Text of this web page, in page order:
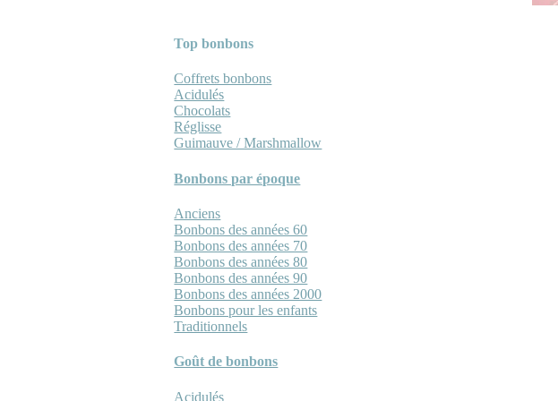
Top bonbons
Coffrets bonbons
Acidulés
Chocolats
Réglisse
Guimauve / Marshmallow
Bonbons par époque
Anciens
Bonbons des années 60
Bonbons des années 70
Bonbons des années 80
Bonbons des années 90
Bonbons des années 2000
Bonbons pour les enfants
Traditionnels
Goût de bonbons
Acidulés